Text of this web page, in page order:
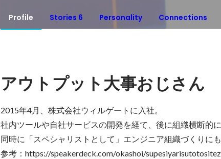
Profile Stories 6 Personality Connections
アウトプット大事おじさん
2015年4月、株式会社ウィルゲートに入社。
社内ツールや自社サービスの開発を経て、後に組織横断的
同時に「スペシャリストとして」エンジニア組織づくりにも
参考：https://speakerdeck.com/okashoi/